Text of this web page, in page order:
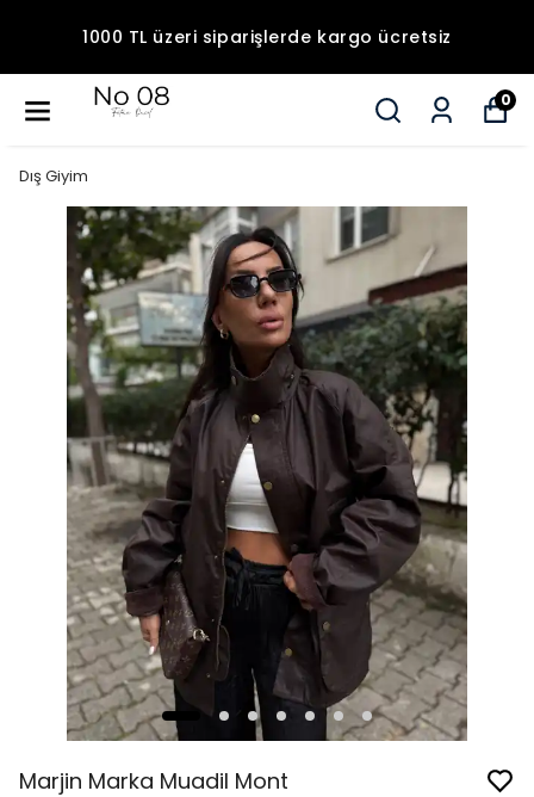
1000 TL üzeri siparişlerde kargo ücretsiz
0
Dış Giyim
Marjin Marka Muadil Mont